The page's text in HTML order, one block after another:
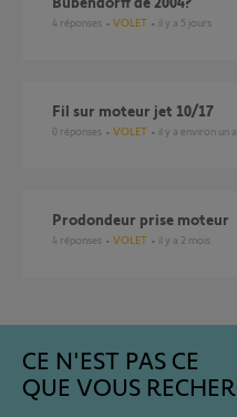
4 réponses VOLET il y a 5 jours
Fil sur moteur jet 10/17
0 réponses VOLET il y a environ un
Prodondeur prise moteur
4 réponses VOLET il y a 2 mois
CE N'EST PAS CE
QUE VOUS